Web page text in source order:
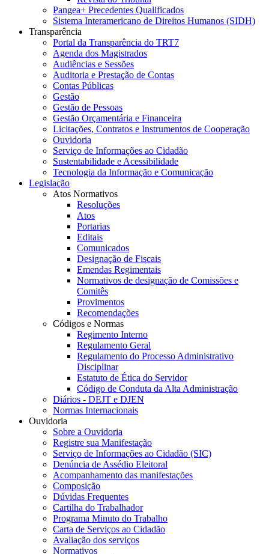
Pangea+ Precedentes Qualificados
Sistema Interamericano de Direitos Humanos (SIDH)
Transparência
Portal da Transparência do TRT7
Agenda dos Magistrados
Audiências e Sessões
Auditoria e Prestação de Contas
Contas Públicas
Gestão
Gestão de Pessoas
Gestão Orçamentária e Financeira
Licitações, Contratos e Instrumentos de Cooperação
Ouvidoria
Serviço de Informações ao Cidadão
Sustentabilidade e Acessibilidade
Tecnologia da Informação e Comunicação
Legislação
Atos Normativos
Resoluções
Atos
Portarias
Editais
Comunicados
Designação de Fiscais
Emendas Regimentais
Normativos de designação de Comissões e
Comitês
Provimentos
Recomendações
Códigos e Normas
Regimento Interno
Regulamento Geral
Regulamento do Processo Administrativo
Disciplinar
Estatuto de Ética do Servidor
Código de Conduta da Alta Administração
Diários - DEJT e DJEN
Normas Internacionais
Ouvidoria
Sobre a Ouvidoria
Registre sua Manifestação
Serviço de Informações ao Cidadão (SIC)
Denúncia de Assédio Eleitoral
Acompanhamento das manifestações
Composição
Dúvidas Frequentes
Cartilha do Trabalhador
Programa Minuto do Trabalho
Carta de Serviços ao Cidadão
Avaliação dos serviços
Normativos